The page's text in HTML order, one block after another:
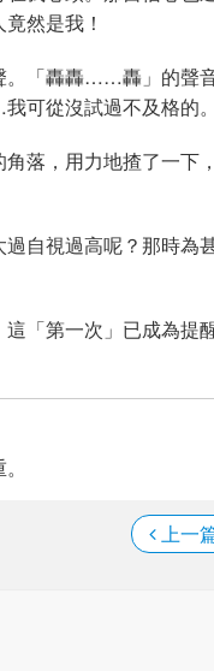
然是我！
。「轟轟……轟」的聲
可從沒試過不及格的。
落，用力地揸了一下
自視過高呢？那時為
「第一次」已成為提
上一